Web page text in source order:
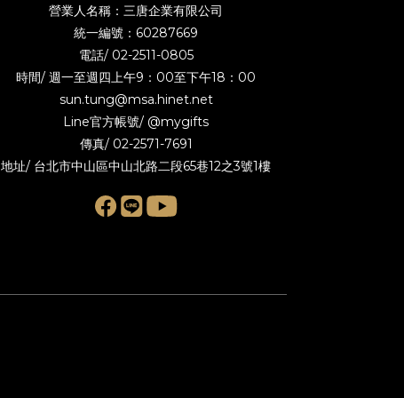
營業人名稱：三唐企業有限公司
統一編號：60287669
電話/ 02-2511-0805
時間/ 週一至週四上午9：00至下午18：00
sun.tung@msa.hinet.net
Line官方帳號/ @mygifts
傳真/ 02-2571-7691
地址/ 台北市中山區中山北路二段65巷12之3號1樓